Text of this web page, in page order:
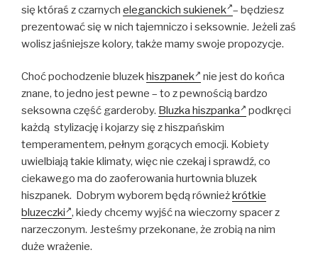
się któraś z czarnych eleganckich sukienek – będziesz
prezentować się w nich tajemniczo i seksownie. Jeżeli zaś
wolisz jaśniejsze kolory, także mamy swoje propozycje.
Choć pochodzenie bluzek hiszpanek
nie jest do końca
znane, to jedno jest pewne – to z pewnością bardzo
seksowna część garderoby. Bluzka hiszpanka
podkręci
każdą stylizację i kojarzy się z hiszpańskim
temperamentem, pełnym gorących emocji. Kobiety
uwielbiają takie klimaty, więc nie czekaj i sprawdź, co
ciekawego ma do zaoferowania hurtownia bluzek
hiszpanek. Dobrym wyborem będą również krótkie
bluzeczki , kiedy chcemy wyjść na wieczorny spacer z
narzeczonym. Jesteśmy przekonane, że zrobią na nim
duże wrażenie.